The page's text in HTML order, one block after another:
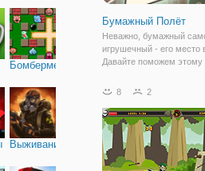
Бомбермен
Выживание
Бумажный Полёт
Неважно, бумажный
игрушечный - его место
Давайте поможем этому
"Бумажный Полёт"
собой аркаду с простым
управлением и
8 2